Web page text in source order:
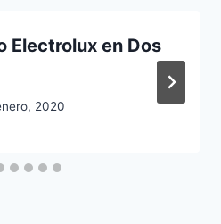
Electrolux en Dos
2020